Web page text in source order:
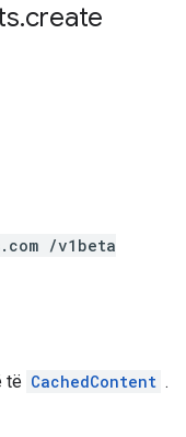
.create
/v1beta
të CachedContent .